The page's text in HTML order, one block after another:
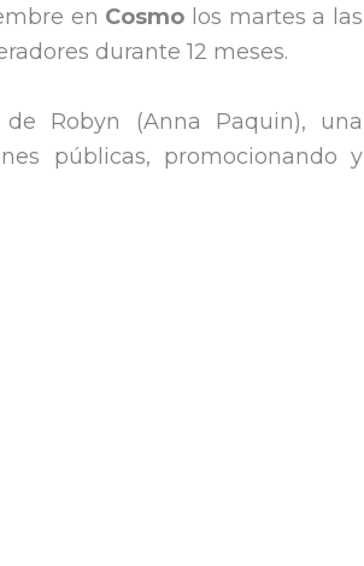
en Cosmo los martes a las
durante 12 meses.
Robyn (Anna Paquin), una
públicas, promocionando y